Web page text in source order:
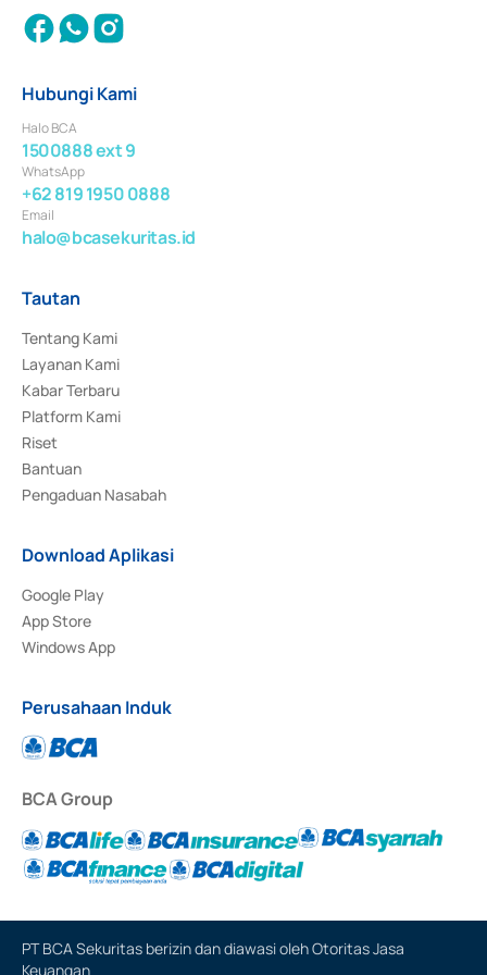
Hubungi Kami
Halo BCA
1500888 ext 9
WhatsApp
+62 819 1950 0888
Email
halo@bcasekuritas.id
Tautan
Tentang Kami
Layanan Kami
Kabar Terbaru
Platform Kami
Riset
Bantuan
Pengaduan Nasabah
Download Aplikasi
Google Play
App Store
Windows App
Perusahaan Induk
BCA Group
PT BCA Sekuritas berizin dan diawasi oleh Otoritas Jasa
Keuangan